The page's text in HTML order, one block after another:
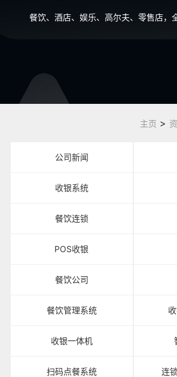
餐饮、酒店、娱乐、高尔夫、零售店，
主页 >
公司新闻
收银系统
餐饮连锁
POS收银
餐饮公司
餐饮管理系统
收银一体机
扫码点餐系统 连